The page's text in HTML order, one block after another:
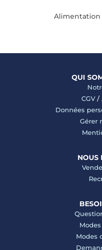
Alimentation
QUI
CGV/
Données
Gérer
NOUS
Modes